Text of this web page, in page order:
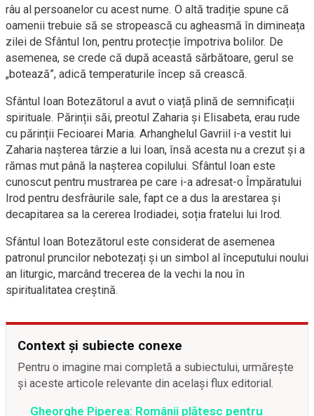
râu al persoanelor cu acest nume. O altă tradiție spune că
oamenii trebuie să se stropească cu agheasmă în dimineața
zilei de Sfântul Ion, pentru protecție împotriva bolilor. De
asemenea, se crede că după această sărbătoare, gerul se
„botează”, adică temperaturile încep să crească.
Sfântul Ioan Botezătorul a avut o viață plină de semnificații
spirituale. Părinții săi, preotul Zaharia și Elisabeta, erau rude
cu părinții Fecioarei Maria. Arhanghelul Gavriil i-a vestit lui
Zaharia nașterea târzie a lui Ioan, însă acesta nu a crezut și a
rămas mut până la nașterea copilului. Sfântul Ioan este
cunoscut pentru mustrarea pe care i-a adresat-o Împăratului
Irod pentru desfrâurile sale, fapt ce a dus la arestarea și
decapitarea sa la cererea Irodiadei, soția fratelui lui Irod.
Sfântul Ioan Botezătorul este considerat de asemenea
patronul pruncilor nebotezați și un simbol al începutului noului
an liturgic, marcând trecerea de la vechi la nou în
spiritualitatea creștină.
Context și subiecte conexe
Pentru o imagine mai completă a subiectului, urmărește
și aceste articole relevante din același flux editorial.
Gheorghe Piperea: Românii plătesc pentru